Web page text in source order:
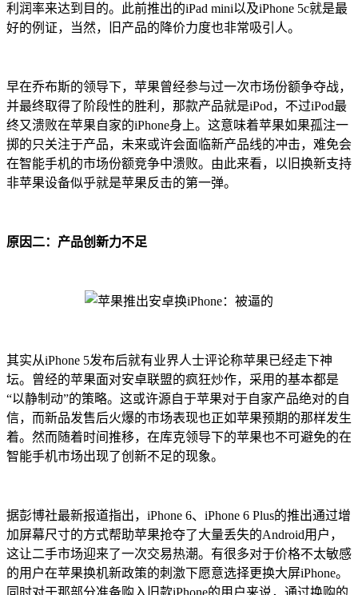
利润率来达到目的。此前推出的iPad mini以及iPhone 5c就是最
好的例证，当然，旧产品的降价力度也非常吸引人。
早在乔布斯的领导下，苹果曾经参与过一次市场份额争夺战，
并最终取得了阶段性的胜利，那款产品就是iPod，不过iPod最
终又溃败在苹果自家的iPhone身上。这意味着苹果如果孤注一
掷的只关注于产品，未来或许会面临新产品线的冲击，难免会
在智能手机的市场份额竞争中溃败。由此来看，以旧换新支持
非苹果设备似乎就是苹果反击的第一弹。
原因二：产品创新力不足
其实从iPhone 5发布后就有业界人士评论称苹果已经走下神
坛。曾经的苹果面对安卓联盟的疯狂炒作，采用的基本都是
“以静制动”的策略。这或许源自于苹果对于自家产品绝对的自
信，而新品发售后火爆的市场表现也正如苹果预期的那样发生
着。然而随着时间推移，在库克领导下的苹果也不可避免的在
智能手机市场出现了创新不足的现象。
据彭博社最新报道指出，iPhone 6、iPhone 6 Plus的推出通过增
加屏幕尺寸的方式帮助苹果抢夺了大量丢失的Android用户，
这让二手市场迎来了一次交易热潮。有很多对于价格不太敏感
的用户在苹果换机新政策的刺激下愿意选择更换大屏iPhone。
同时对于那部分准备购入旧款iPhone的用户来说，通过换购的